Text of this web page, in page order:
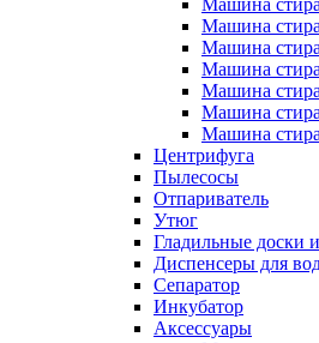
Машина
Машина
Машина
Машина
Машина
Машина
Машина
Центрифуга
Пылесосы
Отпариватель
Утюг
Гладильные доски
Диспенсеры для
Сепаратор
Инкубатор
Аксессуары